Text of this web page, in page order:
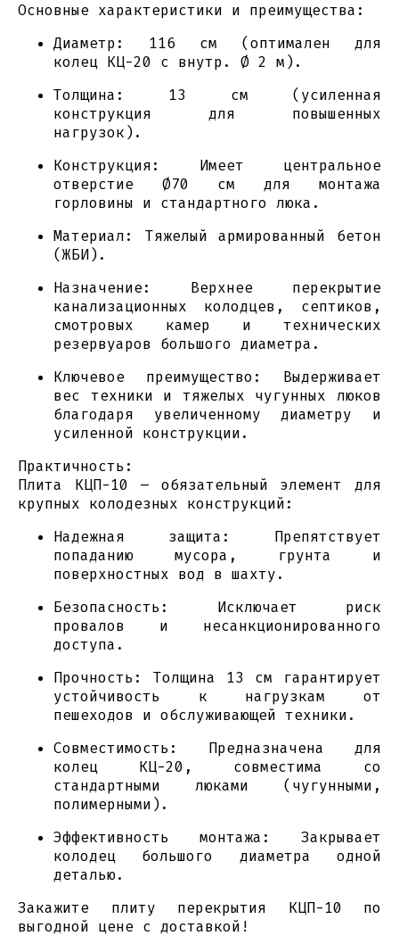
Основные характеристики и преимущества:
Диаметр: 116 см (оптимален для
колец КЦ-20 с внутр. Ø 2 м).
Толщина: 13 см (усиленная
конструкция для повышенных
нагрузок).
Конструкция: Имеет центральное
отверстие Ø70 см для монтажа
горловины и стандартного люка.
Материал: Тяжелый армированный бетон
(ЖБИ).
Назначение: Верхнее перекрытие
канализационных колодцев, септиков,
смотровых камер и технических
резервуаров большого диаметра.
Ключевое преимущество: Выдерживает
вес техники и тяжелых чугунных люков
благодаря увеличенному диаметру и
усиленной конструкции.
Практичность:
Плита КЦП-10 – обязательный элемент для
крупных колодезных конструкций:
Надежная защита: Препятствует
попаданию мусора, грунта и
поверхностных вод в шахту.
Безопасность: Исключает риск
провалов и несанкционированного
доступа.
Прочность: Толщина 13 см гарантирует
устойчивость к нагрузкам от
пешеходов и обслуживающей техники.
Совместимость: Предназначена для
колец КЦ-20, совместима со
стандартными люками (чугунными,
полимерными).
Эффективность монтажа: Закрывает
колодец большого диаметра одной
деталью.
Закажите плиту перекрытия КЦП-10 по
выгодной цене с доставкой!